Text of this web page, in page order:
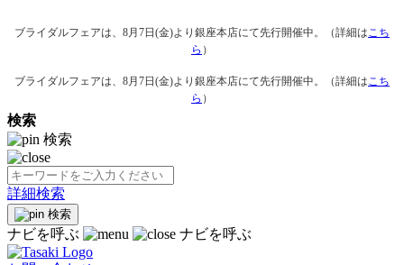
ブライダルフェアは、8月7日(金)より銀座本店にて先行開催中。（詳細はこち
ら ）
ブライダルフェアは、8月7日(金)より銀座本店にて先行開催中。（詳細はこち
ら ）
検索
検索
詳細検索
検索
ナビを呼ぶ ナビを呼ぶ